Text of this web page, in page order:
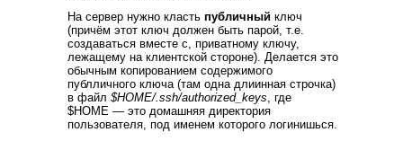
На сервер нужно класть публичный ключ
(причём этот ключ должен быть парой, т.е.
создаваться вместе с, приватному ключу,
лежащему на клиентской стороне). Делается это
обычным копированием содержимого
публличного ключа (там одна длиинная строчка)
в файл $HOME/.ssh/authorized_keys , где
$HOME — это домашняя директория
пользователя, под именем которого логинишься.